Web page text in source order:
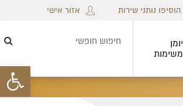
פתח
הוסיפו נותני שירות אזור אישי
יומן
משימות
×